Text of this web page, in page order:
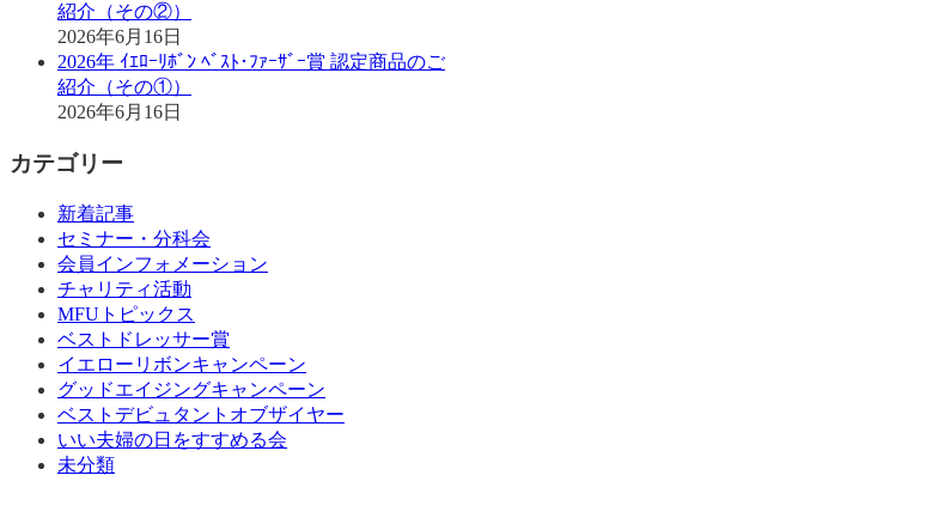
紹介（その②）
2026年6月16日
2026年 ｲｴﾛｰﾘﾎﾞﾝ ﾍﾞｽﾄ･ﾌｧｰｻﾞｰ賞 認定商品のご
紹介（その①）
2026年6月16日
カテゴリー
新着記事
セミナー・分科会
会員インフォメーション
チャリティ活動
MFUトピックス
ベストドレッサー賞
イエローリボンキャンペーン
グッドエイジングキャンペーン
ベストデビュタントオブザイヤー
いい夫婦の日をすすめる会
未分類